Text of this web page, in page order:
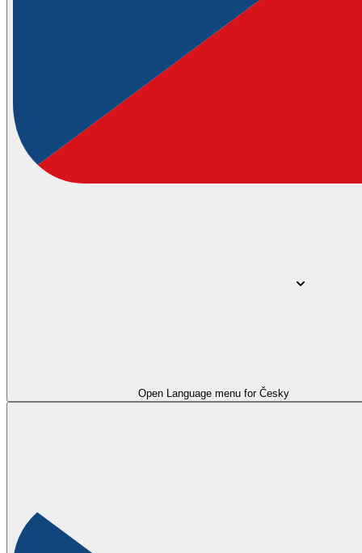
Open Language menu for Česky